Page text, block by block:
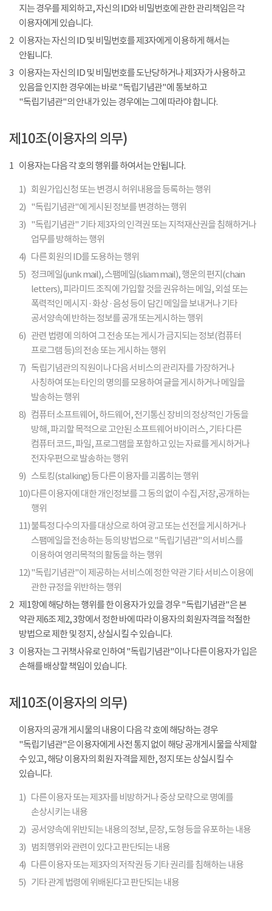
지는 경우를 제외하고, 자신의 ID와 비밀번호에 관한 관리책임은 각
이용자에게 있습니다.
2 이용자는 자신의 ID 및 비밀번호를 제3자에게 이용하게 해서는
안됩니다.
3 이용자는 자신의 ID 및 비밀번호를 도난당하거나 제3자가 사용하고
있음을 인지한 경우에는 바로 "독립기념관"에 통보하고
"독립기념관"의 안내가 있는 경우에는 그에 따라야 합니다.
제10조(이용자의 의무)
1 이용자는 다음 각 호의 행위를 하여서는 안됩니다.
1) 회원가입신청 또는 변경시 허위내용을 등록하는 행위
2) "독립기념관"에 게시된 정보를 변경하는 행위
3) "독립기념관" 기타 제3자의 인격권 또는 지적재산권을 침해하거나
업무를 방해하는 행위
4) 다른 회원의 ID를 도용하는 행위
5) 정크메일(junk mail), 스팸메일(sliam mail), 행운의 편지(chain
letters), 피라미드 조직에 가입할 것을 권유하는 메일, 외설 또는
폭력적인 메시지 · 화상 · 음성 등이 담긴 메일을 보내거나 기타
공서양속에 반하는 정보를 공개 또는게시하는 행위
6) 관련 법령에 의하여 그 전송 또는 게시가 금지되는 정보(컴퓨터
프로그램 등)의 전송 또는 게시하는 행위
7) 독립기념관의 직원이나 다음 서비스의 관리자를 가장하거나
사칭하여 또는 타인의 명의를 모용하여 글을 게시하거나 메일을
발송하는 행위
8) 컴퓨터 소프트웨어, 하드웨어, 전기통신 장비의 정상적인 가동을
방해, 파괴할 목적으로 고안된 소프트웨어 바이러스, 기타 다른
컴퓨터 코드, 파일, 프로그램을 포함하고 있는 자료를 게시하거나
전자우편으로 발송하는 행위
9) 스토킹(stalking) 등 다른 이용자를 괴롭히는 행위
10)다른 이용자에 대한 개인정보를 그 동의 없이 수집,저장,공개하는
행위
11)불특정 다수의 자를 대상으로 하여 광고 또는 선전을 게시하거나
스팸메일을 전송하는 등의 방법으로 "독립기념관"의 서비스를
이용하여 영리목적의 활동을 하는 행위
12)"독립기념관"이 제공하는 서비스에 정한 약관 기타 서비스 이용에
관한 규정을 위반하는 행위
2 제1항에 해당하는 행위를 한 이용자가 있을 경우 "독립기념관"은 본
약관 제6조 제2, 3항에서 정한 바에 따라 이용자의 회원자격을 적절한
방법으로 제한 및 정지, 상실시킬 수 있습니다.
3 이용자는 그 귀책사유로 인하여 "독립기념관"이나 다른 이용자가 입은
손해를 배상할 책임이 있습니다.
제10조(이용자의 의무)
이용자의 공개 게시물의 내용이 다음 각 호에 해당하는 경우
"독립기념관"은 이용자에게 사전 통지 없이 해당 공개게시물을 삭제할
수 있고, 해당 이용자의 회원 자격을 제한, 정지 또는 상실시킬 수
있습니다.
1) 다른 이용자 또는 제3자를 비방하거나 중상 모략으로 명예를
손상시키는 내용
2) 공서양속에 위반되는 내용의 정보, 문장, 도형 등을 유포하는 내용
3)
범죄행위와 관련이 있다고 판단되는 내용
4) 다른 이용자 또는 제3자의 저작권 등 기타 권리를 침해하는 내용
5) 기타 관계 법령에 위배된다고 판단되는 내용